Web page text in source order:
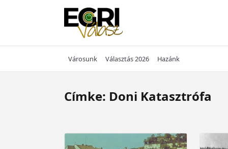
Városunk Választás 2026 Hazánk
Címke: Doni Katasztrófa